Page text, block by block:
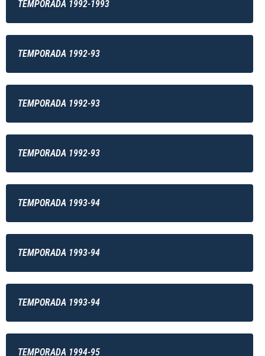
TEMPORADA 1992-1993
TEMPORADA 1992-93
TEMPORADA 1992-93
TEMPORADA 1992-93
TEMPORADA 1993-94
TEMPORADA 1993-94
TEMPORADA 1993-94
TEMPORADA 1994-95